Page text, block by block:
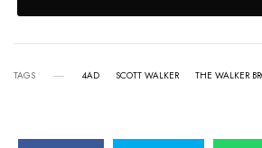
TAGS 4AD SCOTT WALKER THE WALKER